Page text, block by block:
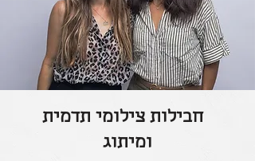
חבילות צילומי תדמית
ומיתוג